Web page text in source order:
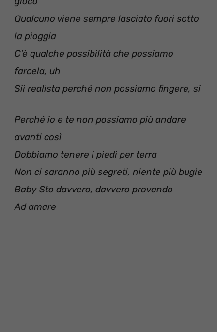
Qualcuno viene sempre lasciato fuori sotto
la pioggia
C’è qualche possibilità che possiamo
farcela, uh
Sii realista perché non possiamo fingere, si
Perché io e te non possiamo più andare
avanti così
Dobbiamo tenere i piedi per terra
Non ci saranno più segreti, niente più bugie
Baby Sto davvero, davvero provando
Ad amare